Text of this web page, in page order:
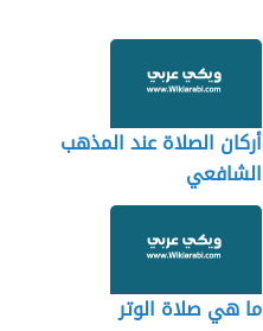
أركان الصلاة عند المذهب
الشافعي
ما هي صلاة الوتر